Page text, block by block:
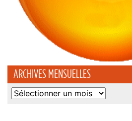
ARCHIVES MENSUELLES
Archives